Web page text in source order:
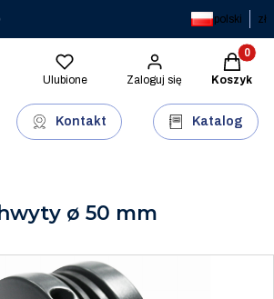
polski zł
wyszukiwarkę
Ulubione Zaloguj się Koszyk
Kontakt Katalog
ø 50 mm